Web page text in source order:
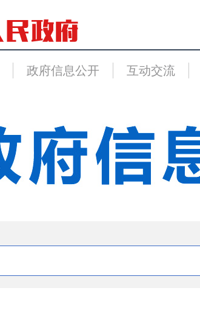
政府信息公开 互动交流